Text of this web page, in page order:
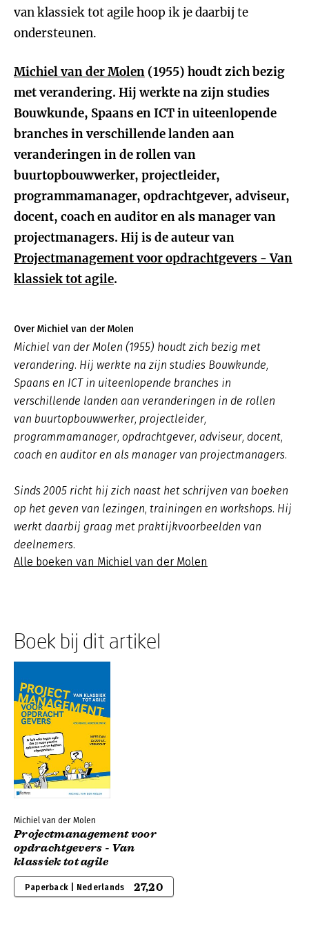
van klassiek tot agile hoop ik je daarbij te
ondersteunen.
Michiel van der Molen (1955) houdt zich bezig
met verandering. Hij werkte na zijn studies
Bouwkunde, Spaans en ICT in uiteenlopende
branches in verschillende landen aan
veranderingen in de rollen van
buurtopbouwwerker, projectleider,
programmamanager, opdrachtgever, adviseur,
docent, coach en auditor en als manager van
projectmanagers. Hij is de auteur van
Projectmanagement voor opdrachtgevers - Van
klassiek tot agile.
Over Michiel van der Molen
Michiel van der Molen (1955) houdt zich bezig met
verandering. Hij werkte na zijn studies Bouwkunde,
Spaans en ICT in uiteenlopende branches in
verschillende landen aan veranderingen in de rollen
van buurtopbouwwerker, projectleider,
programmamanager, opdrachtgever, adviseur, docent,
coach en auditor en als manager van projectmanagers.
Sinds 2005 richt hij zich naast het schrijven van boeken
op het geven van lezingen, trainingen en workshops. Hij
werkt daarbij graag met praktijkvoorbeelden van
deelnemers.
Alle boeken van Michiel van der Molen
Boek bij dit artikel
Michiel van der Molen
Projectmanagement voor
opdrachtgevers - Van
klassiek tot agile
Paperback | Nederlands 27,20